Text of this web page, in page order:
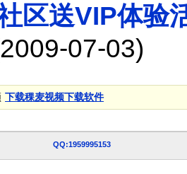
区送VIP体验
07-03)
下载稞麦视频下载软件
QQ:1959995153